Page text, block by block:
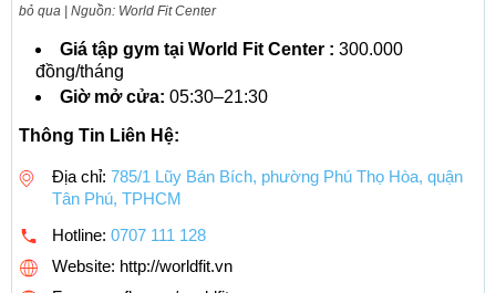
bỏ qua | Nguồn: World Fit Center
Giá tập gym tại World Fit Center : 300.000
đồng/tháng
Giờ mở cửa: 05:30–21:30
Thông Tin Liên Hệ:
Địa chỉ: 785/1 Lũy Bán Bích, phường Phú Thọ Hòa, quận
Tân Phú, TPHCM
Hotline: 0707 111 128
Website: http://worldfit.vn